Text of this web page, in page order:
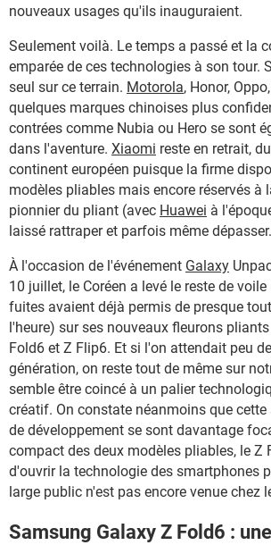
nouveaux usages qu'ils inauguraient.
Seulement voilà. Le temps a passé et la
emparée de ces technologies à son tour.
seul sur ce terrain. Motorola, Honor,
quelques marques chinoises plus
contrées comme Nubia ou Hero se sont
dans l'aventure. Xiaomi reste en retrait,
continent européen puisque la firme
modèles pliables mais encore réservés à
pionnier du pliant (avec Huawei à
laissé rattraper et parfois même dépasser.
À l'occasion de l'événement Galaxy
10 juillet, le Coréen a levé le reste de
fuites avaient déjà permis de presque
l'heure) sur ses nouveaux fleurons
Fold6 et Z Flip6. Et si l'on attendait peu
génération, on reste tout de même sur
semble être coincé à un palier
créatif. On constate néanmoins que
de développement se sont davantage
compact des deux modèles pliables, le Z
d'ouvrir la technologie des smartphones
large public n'est pas encore venue chez
Samsung Galaxy Z Fold6 :